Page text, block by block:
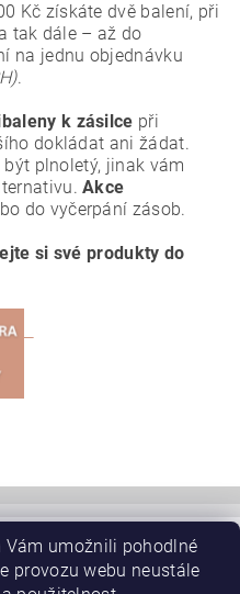
Kč získáte dvě balení, při
tak dále – až do
na jednu objednávku
.
k zásilce při
dokládat ani žádat.
plnoletý, jinak vám
Akce
do vyčerpání zásob.
si své produkty do
skryté zárubně AKTIVE EMOTIVE
JAP | Schody, schodiště |
nerezové zábradlí
Vám umožnili pohodlné
provozu webu neustále